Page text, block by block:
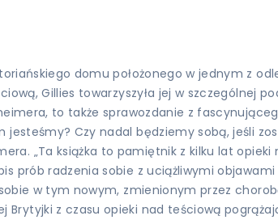
domu położonego w jednym z
Gillies towarzyszyła jej w szczególnej
to także sprawozdanie z
Czy nadal będziemy sobą, jeśli
„Ta książka to pamiętnik z kilku lat
prób radzenia sobie z uciążliwymi
w tym nowym, zmienionym przez
z czasu opieki nad teściową